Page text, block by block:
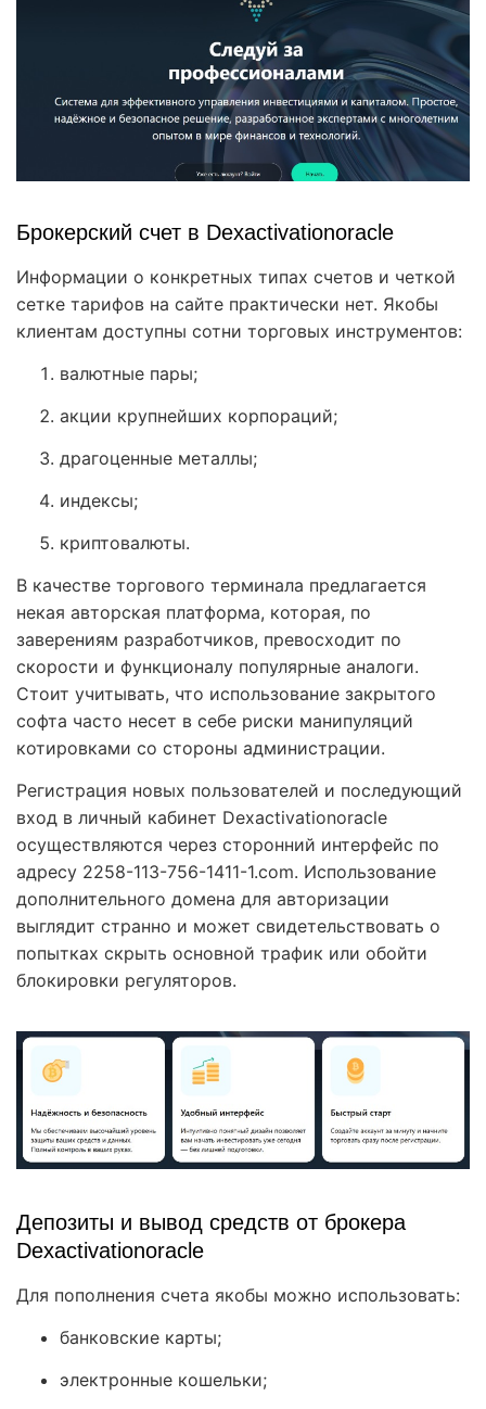
Брокерский счет в Dexactivationoracle
Информации о конкретных типах счетов и четкой
сетке тарифов на сайте практически нет. Якобы
клиентам доступны сотни торговых инструментов:
валютные пары;
акции крупнейших корпораций;
драгоценные металлы;
индексы;
криптовалюты.
В качестве торгового терминала предлагается
некая авторская платформа, которая, по
заверениям разработчиков, превосходит по
скорости и функционалу популярные аналоги.
Стоит учитывать, что использование закрытого
софта часто несет в себе риски манипуляций
котировками со стороны администрации.
Регистрация новых пользователей и последующий
вход в личный кабинет Dexactivationoracle
осуществляются через сторонний интерфейс по
адресу 2258-113-756-1411-1.com. Использование
дополнительного домена для авторизации
выглядит странно и может свидетельствовать о
попытках скрыть основной трафик или обойти
блокировки регуляторов.
Депозиты и вывод средств от брокера
Dexactivationoracle
Для пополнения счета якобы можно использовать:
банковские карты;
электронные кошельки;